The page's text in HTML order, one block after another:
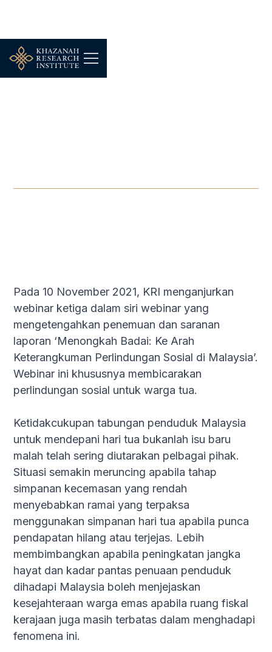
Pada 10 November 2021, KRI menganjurkan
webinar ketiga dalam siri webinar yang
mengetengahkan penemuan dan saranan
laporan ‘Menongkah Badai: Ke Arah
Keterangkuman Perlindungan Sosial di Malaysia’.
Webinar ini khususnya membicarakan
perlindungan sosial untuk warga tua.
Ketidakcukupan tabungan penduduk Malaysia
untuk mendepani hari tua bukanlah isu baru
malah telah sering diutarakan pelbagai pihak.
Situasi semakin meruncing apabila tahap
simpanan kecemasan yang rendah
menyebabkan ramai yang terpaksa
menggunakan simpanan hari tua apabila punca
pendapatan hilang atau terjejas. Lebih
membimbangkan apabila peningkatan jangka
hayat dan kadar pantas penuaan penduduk
dihadapi Malaysia boleh menjejaskan
kesejahteraan warga emas apabila ruang fiskal
kerajaan juga masih terbatas dalam menghadapi
fenomena ini.